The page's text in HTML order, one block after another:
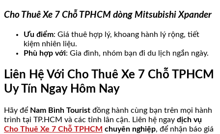
Cho Thuê Xe 7 Chỗ TPHCM dòng Mitsubishi Xpander
Ưu điểm: Giá thuê hợp lý, khoang hành lý rộng, tiết
kiệm nhiên liệu.
Phù hợp với: Gia đình, nhóm bạn đi du lịch ngắn ngày.
Liên Hệ Với Cho Thuê Xe 7 Chỗ TPHCM
Uy Tín Ngay Hôm Nay
Hãy để Nam Bình Tourist đồng hành cùng bạn trên mọi hành
trình tại TP.HCM và các tỉnh lân cận. Liên hệ ngay dịch vụ
Cho Thuê Xe 7 Chỗ TPHCM chuyên nghiệp, để nhận báo giá